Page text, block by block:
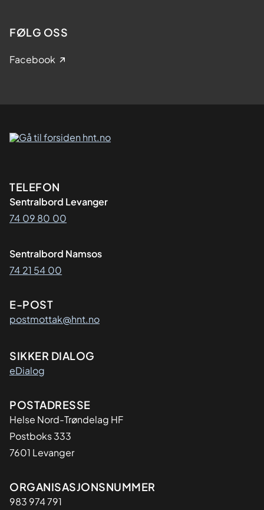
FØLG OSS
Facebook
Kontaktinformasjon
TELEFON
Sentralbord Levanger
74 09 80 00
Sentralbord Namsos
74 21 54 00
E-POST
postmottak@hnt.no
SIKKER DIALOG
eDialog
Adresse
POSTADRESSE
Helse Nord-Trøndelag HF
Postboks 333
7601 Levanger
Organisasjon
ORGANISASJONSNUMMER
983 974 791